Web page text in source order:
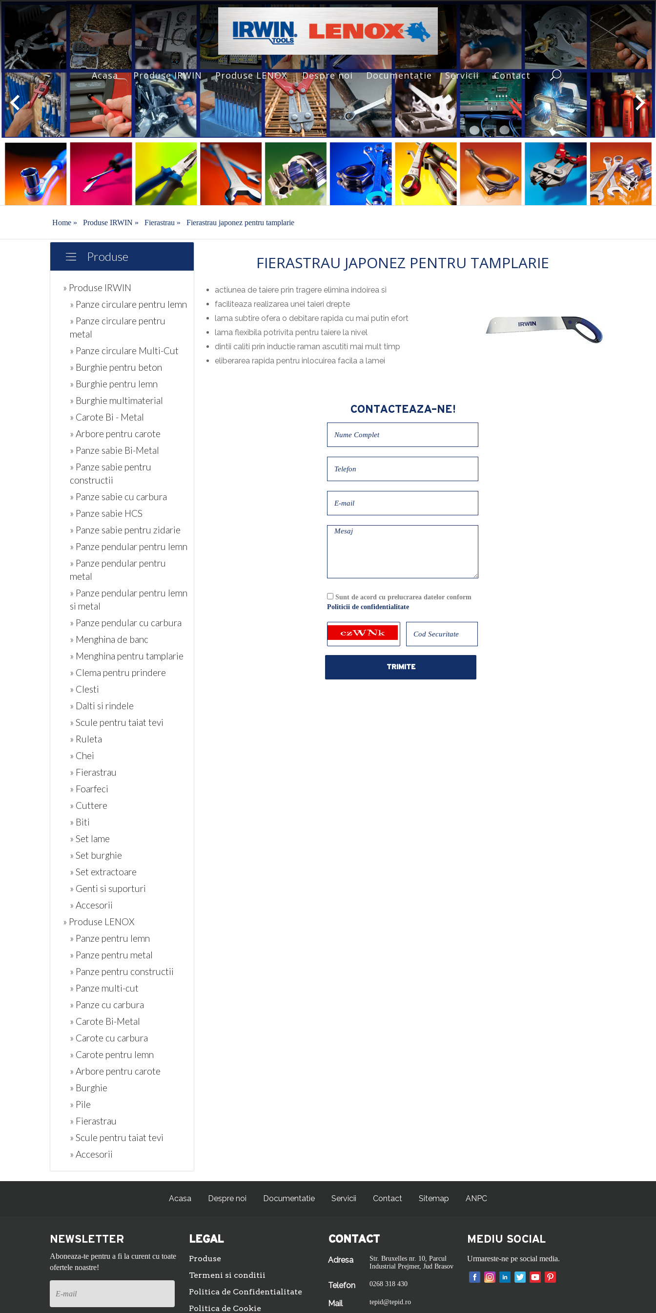
Acasa Produse IRWIN Produse LENOX Despre noi Documentatie Servicii Contact
Home » Produse IRWIN » Fierastrau » Fierastrau japonez pentru tamplarie
Produse
» Produse IRWIN
» Panze circulare pentru lemn
» Panze circulare pentru
metal
» Panze circulare Multi-Cut
» Burghie pentru beton
» Burghie pentru lemn
» Burghie multimaterial
» Carote Bi - Metal
» Arbore pentru carote
» Panze sabie Bi-Metal
» Panze sabie pentru
constructii
» Panze sabie cu carbura
» Panze sabie HCS
» Panze sabie pentru zidarie
» Panze pendular pentru lemn
» Panze pendular pentru
metal
» Panze pendular pentru lemn
si metal
» Panze pendular cu carbura
» Menghina de banc
» Menghina pentru tamplarie
» Clema pentru prindere
» Clesti
» Dalti si rindele
» Scule pentru taiat tevi
» Ruleta
» Chei
» Fierastrau
» Foarfeci
» Cuttere
» Biti
» Set lame
» Set burghie
» Set extractoare
» Genti si suporturi
» Accesorii
» Produse LENOX
» Panze pentru lemn
» Panze pentru metal
» Panze pentru constructii
» Panze multi-cut
» Panze cu carbura
» Carote Bi-Metal
» Carote cu carbura
» Carote pentru lemn
» Arbore pentru carote
» Burghie
» Pile
» Fierastrau
» Scule pentru taiat tevi
» Accesorii
FIERASTRAU JAPONEZ PENTRU TAMPLARIE
actiunea de taiere prin tragere elimina indoirea si
faciliteaza realizarea unei taieri drepte
lama subtire ofera o debitare rapida cu mai putin efort
lama flexibila potrivita pentru taiere la nivel
dintii caliti prin inductie raman ascutiti mai mult timp
eliberarea rapida pentru inlocuirea facila a lamei
CONTACTEAZA-NE!
Sunt de acord cu prelucrarea datelor conform
Politicii de confidentialitate
Acasa Despre noi Documentatie Servicii Contact Sitemap ANPC
NEWSLETTER
Aboneaza-te pentru a fi la curent cu toate
ofertele noastre!
LEGAL
Produse
Termeni si conditii
Politica de Confidentialitate
Politica de Cookie
CONTACT
Adresa
Str. Bruxelles nr. 10, Parcul
Industrial Prejmer, Jud Brasov
Telefon 0268 318 430
Mail tepid@tepid.ro
MEDIU SOCIAL
Urmareste-ne pe social media.